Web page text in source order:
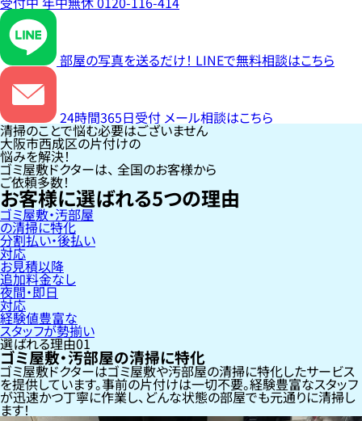
部屋の写真を送るだけ！ LINEで無料相談はこちら
24時間365日受付 メール相談はこちら
清掃のことで悩む必要はございません
大阪市西成区の片付けの
悩みを解決！
ゴミ屋敷ドクターは、 全国のお客様から
ご依頼多数！
お客様に選ばれる5つの理由
ゴミ屋敷・汚部屋
の清掃に特化
分割払い・後払い
対応
お見積以降
追加料金なし
夜間・即日
対応
経験値豊富な
スタッフが勢揃い
選ばれる理由01
ゴミ屋敷・汚部屋の清掃に特化
ゴミ屋敷ドクターはゴミ屋敷や汚部屋の清掃に特化したサービス
を提供しています。事前の片付けは一切不要。経験豊富なスタッフ
が迅速かつ丁寧に作業し、どんな状態の部屋でも元通りに清掃し
ます！